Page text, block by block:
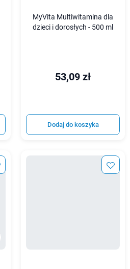
MyVita Multiwitamina dla
dzieci i dorosłych - 500 ml
53,09 zł
Dodaj do koszyka